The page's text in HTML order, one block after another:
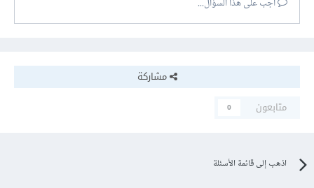
أجب على هذا السؤال...
مشاركة
متابعون
0
اذهب إلى قائمة الأسئلة